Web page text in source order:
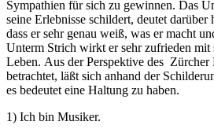
Sympathien für sich zu gewinnen. Das
seine Erlebnisse schildert, deutet darüber
dass er sehr genau weiß, was er macht
Unterm Strich wirkt er sehr zufrieden mit
Leben. Aus der Perspektive des Zürcher
betrachtet, läßt sich anhand der
es bedeutet eine Haltung zu haben.
1) Ich bin Musiker.